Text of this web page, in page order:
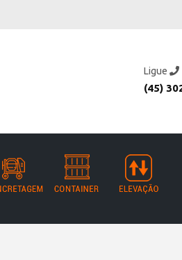
Ligue
(45)